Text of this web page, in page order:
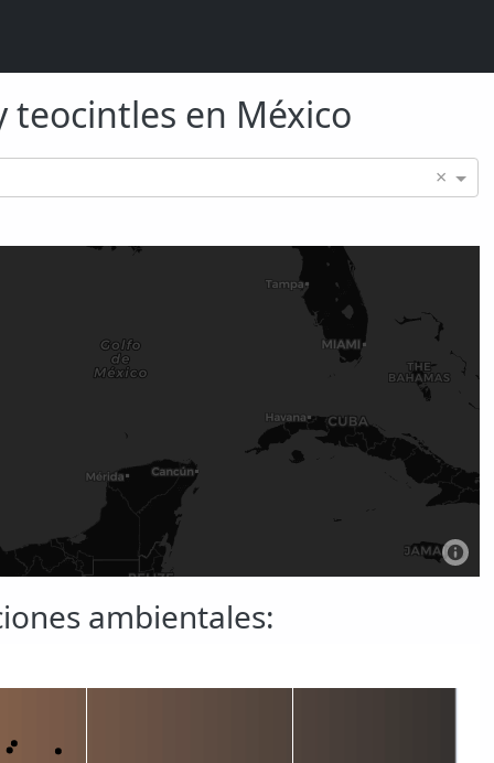
teocintles en México
×
ambientales: